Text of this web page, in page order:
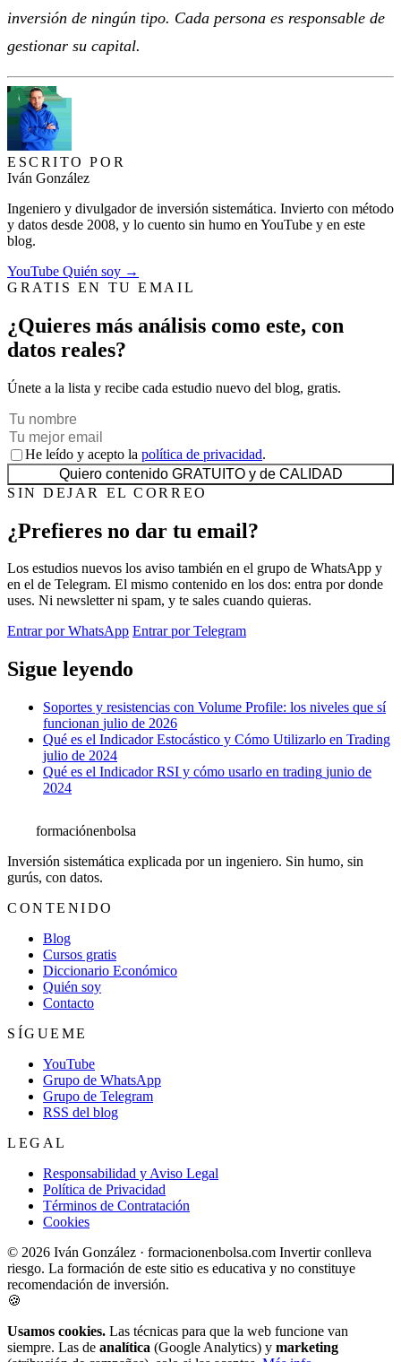
inversión de ningún tipo. Cada persona es responsable de
gestionar su capital.
ESCRITO POR
Iván González
Ingeniero y divulgador de inversión sistemática. Invierto con método
y datos desde 2008, y lo cuento sin humo en YouTube y en este
blog.
YouTube Quién soy →
GRATIS EN TU EMAIL
¿Quieres más análisis como este, con
datos reales?
Únete a la lista y recibe cada estudio nuevo del blog, gratis.
He leído y acepto la política de privacidad.
Quiero contenido GRATUITO y de CALIDAD
SIN DEJAR EL CORREO
¿Prefieres no dar tu email?
Los estudios nuevos los aviso también en el grupo de WhatsApp y
en el de Telegram. El mismo contenido en los dos: entra por donde
uses. Ni newsletter ni spam, y te sales cuando quieras.
Entrar por WhatsApp Entrar por Telegram
Sigue leyendo
Soportes y resistencias con Volume Profile: los niveles que sí
funcionan julio de 2026
Qué es el Indicador Estocástico y Cómo Utilizarlo en Trading
julio de 2024
Qué es el Indicador RSI y cómo usarlo en trading junio de
2024
formaciónenbolsa
Inversión sistemática explicada por un ingeniero. Sin humo, sin
gurús, con datos.
CONTENIDO
Blog
Cursos gratis
Diccionario Económico
Quién soy
Contacto
SÍGUEME
YouTube
Grupo de WhatsApp
Grupo de Telegram
RSS del blog
LEGAL
Responsabilidad y Aviso Legal
Política de Privacidad
Términos de Contratación
Cookies
© 2026 Iván González · formacionenbolsa.com Invertir conlleva
riesgo. La formación de este sitio es educativa y no constituye
recomendación de inversión.
🍪
Usamos cookies. Las técnicas para que la web funcione van
siempre. Las de analítica (Google Analytics) y marketing